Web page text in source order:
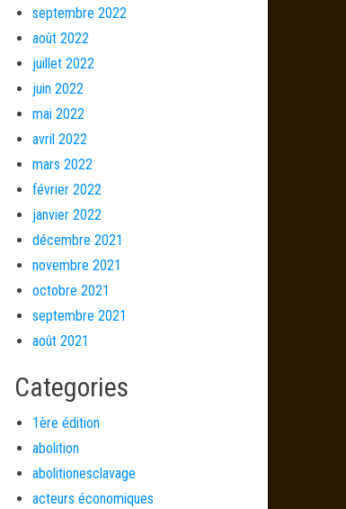
septembre 2022
août 2022
juillet 2022
juin 2022
mai 2022
avril 2022
mars 2022
février 2022
janvier 2022
décembre 2021
novembre 2021
octobre 2021
septembre 2021
août 2021
Categories
1ère édition
abolition
abolitionesclavage
acteurs économiques